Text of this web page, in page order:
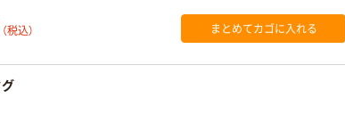
（税込） まとめてカゴに入れる